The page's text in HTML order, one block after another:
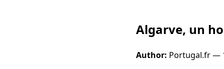
Algarve, un
Author: Portugal.fr —